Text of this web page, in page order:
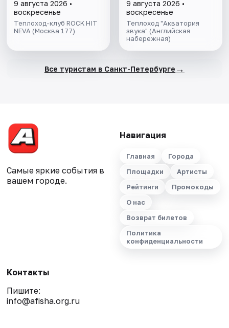
9 августа 2026 •
воскресенье
Теплоход-клуб ROCK HIT
NEVA (Москва 177)
авторской
экскурсией и живой
музыкой в тёплом
салоне теплохода
9 августа 2026 •
воскресенье
Теплоход "Акватория
звука" (Английская
набережная)
Все туристам в Санкт-Петербурге →
Самые яркие события в
вашем городе.
Навигация
Главная
Города
Площадки
Артисты
Рейтинги
Промокоды
О нас
Возврат билетов
Политика
конфиденциальности
Контакты
Пишите:
info@afisha.org.ru